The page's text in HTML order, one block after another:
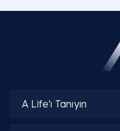
A Life'ı Tanıyın